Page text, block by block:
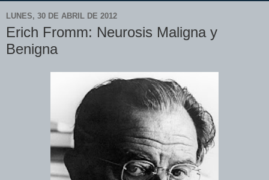
LUNES, 30 DE ABRIL DE 2012
Erich Fromm: Neurosis Maligna y
Benigna